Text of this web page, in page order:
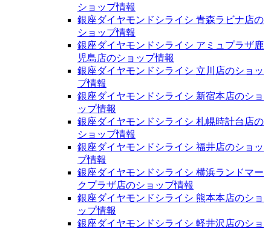
ショップ情報
銀座ダイヤモンドシライシ 青森ラビナ店の
ショップ情報
銀座ダイヤモンドシライシ アミュプラザ鹿
児島店のショップ情報
銀座ダイヤモンドシライシ 立川店のショッ
プ情報
銀座ダイヤモンドシライシ 新宿本店のショ
ップ情報
銀座ダイヤモンドシライシ 札幌時計台店の
ショップ情報
銀座ダイヤモンドシライシ 福井店のショッ
プ情報
銀座ダイヤモンドシライシ 横浜ランドマー
クプラザ店のショップ情報
銀座ダイヤモンドシライシ 熊本本店のショ
ップ情報
銀座ダイヤモンドシライシ 軽井沢店のショ